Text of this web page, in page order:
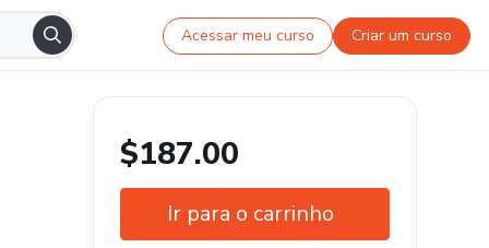
Acessar meu curso Criar um curso
$187.00
Ir para o carrinho